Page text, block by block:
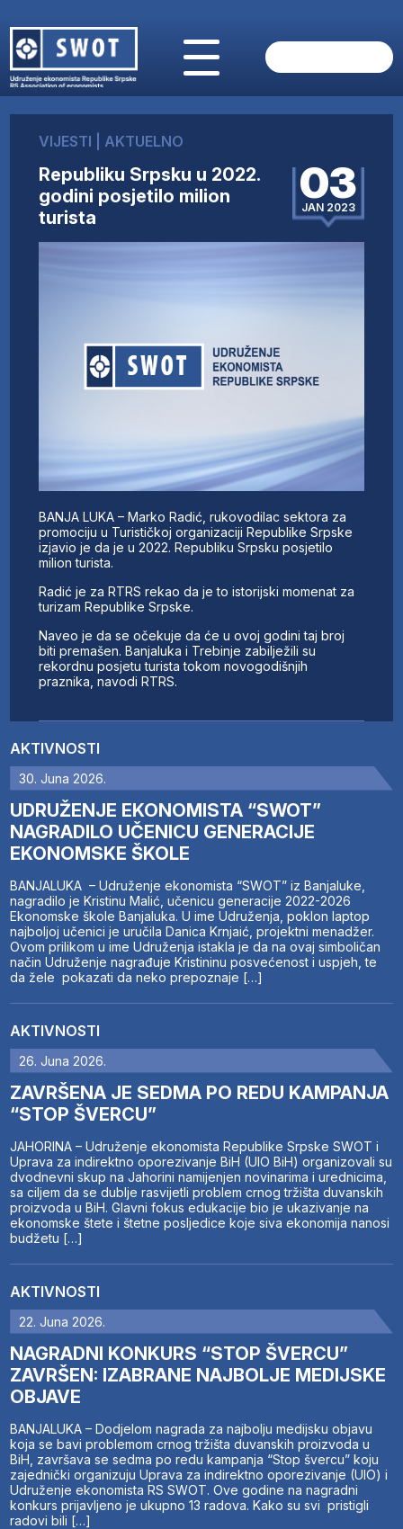
O NAMA
AKTUELNO
ANALIZE
KOMPANIJE
FINANSIJE
UČLANI SE
AKTIVNOSTI
30. Juna 2026.
UDRUŽENJE EKONOMISTA “SWOT”
NAGRADILO UČENICU GENERACIJE
EKONOMSKE ŠKOLE
BANJALUKA – Udruženje ekonomista “SWOT” iz Banjaluke,
nagradilo je Kristinu Malić, učenicu generacije 2022-2026
Ekonomske škole Banjaluka. U ime Udruženja, poklon laptop
najboljoj učenici je uručila Danica Krnjaić, projektni menadžer.
Ovom prilikom u ime Udruženja istakla je da na ovaj simboličan
način Udruženje nagrađuje Kristininu posvećenost i uspjeh, te
da žele pokazati da neko prepoznaje […]
AKTIVNOSTI
26. Juna 2026.
ZAVRŠENA JE SEDMA PO REDU KAMPANJA
“STOP ŠVERCU”
JAHORINA – Udruženje ekonomista Republike Srpske SWOT i
Uprava za indirektno oporezivanje BiH (UIO BiH) organizovali su
dvodnevni skup na Jahorini namijenjen novinarima i urednicima,
sa ciljem da se dublje rasvijetli problem crnog tržišta duvanskih
proizvoda u BiH. Glavni fokus edukacije bio je ukazivanje na
ekonomske štete i štetne posljedice koje siva ekonomija nanosi
budžetu […]
AKTIVNOSTI
22. Juna 2026.
NAGRADNI KONKURS “STOP ŠVERCU”
ZAVRŠEN: IZABRANE NAJBOLJE MEDIJSKE
OBJAVE
BANJALUKA – Dodjelom nagrada za najbolju medijsku objavu
koja se bavi problemom crnog tržišta duvanskih proizvoda u
BiH, završava se sedma po redu kampanja “Stop švercu” koju
zajednički organizuju Uprava za indirektno oporezivanje (UIO) i
Udruženje ekonomista RS SWOT. Ove godine na nagradni
konkurs prijavljeno je ukupno 13 radova. Kako su svi pristigli
radovi bili […]
VIJESTI AKTUELNO
Republiku Srpsku u 2022.
godini posjetilo milion
turista
03
JAN 2023
BANJA LUKA – Marko Radić, rukovodilac sektora za
promociju u Turističkoj organizaciji Republike Srpske
izjavio je da je u 2022. Republiku Srpsku posjetilo
milion turista.
Radić je za RTRS rekao da je to istorijski momenat za
turizam Republike Srpske.
Naveo je da se očekuje da će u ovoj godini taj broj
biti premašen. Banjaluka i Trebinje zabilježili su
rekordnu posjetu turista tokom novogodišnjih
praznika, navodi RTRS.